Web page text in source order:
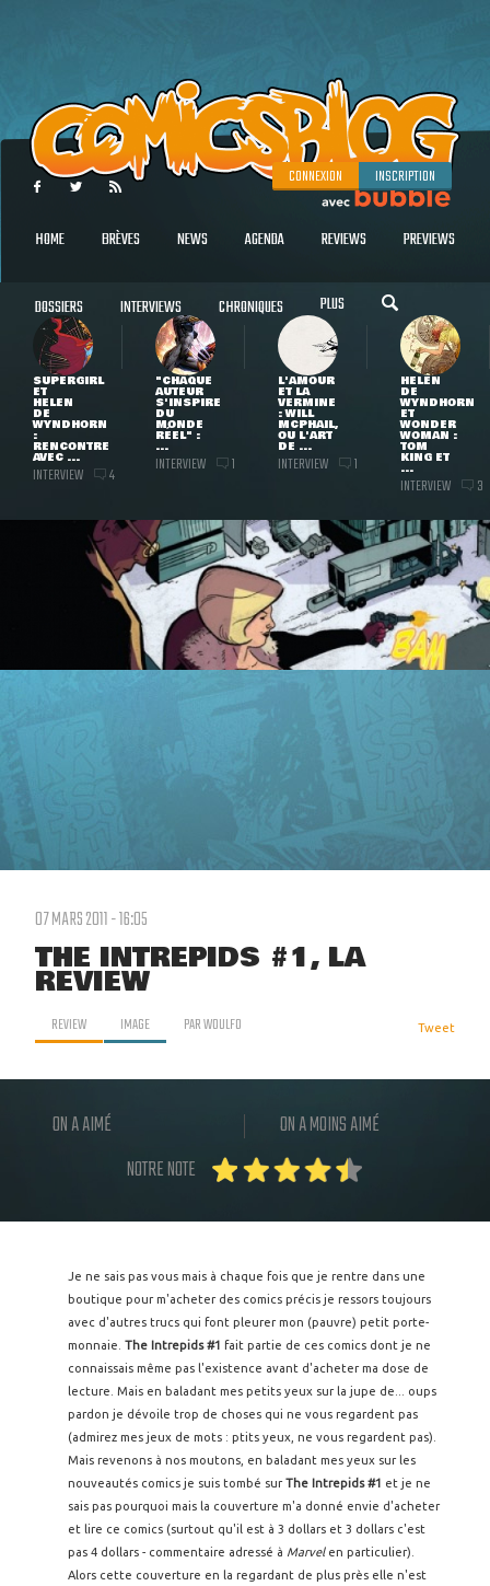
CONNEXION INSCRIPTION
HOME BRÈVES NEWS AGENDA REVIEWS PREVIEWS
DOSSIERS INTERVIEWS CHRONIQUES PLUS
SUPERGIRL
ET
HELEN
DE
WYNDHORN
:
RENCONTRE
AVEC ...
INTERVIEW 4
"CHAQUE
AUTEUR
S'INSPIRE
DU
MONDE
RÉEL" :
...
INTERVIEW 1
L'AMOUR
ET LA
VERMINE
: WILL
MCPHAIL,
OU L'ART
DE ...
INTERVIEW 1
HELEN
DE
WYNDHORN
ET
WONDER
WOMAN :
TOM
KING ET
...
INTERVIEW 3
07 MARS 2011 - 16:05
THE INTREPIDS #1, LA
REVIEW
REVIEW IMAGE PARWOULFO Tweet
ON A AIMÉ
ON A MOINS AIMÉ
NOTRE NOTE
Je ne sais pas vous mais à chaque fois que je rentre dans une
boutique pour m'acheter des comics précis je ressors toujours
avec d'autres trucs qui font pleurer mon (pauvre) petit porte-
monnaie. The Intrepids #1 fait partie de ces comics dont je ne
connaissais même pas l'existence avant d'acheter ma dose de
lecture. Mais en baladant mes petits yeux sur la jupe de... oups
pardon je dévoile trop de choses qui ne vous regardent pas
(admirez mes jeux de mots : ptits yeux, ne vous regardent pas).
Mais revenons à nos moutons, en baladant mes yeux sur les
nouveautés comics je suis tombé surThe Intrepids #1 et je ne
sais pas pourquoi mais la couverture m'a donné envie d'acheter
et lire ce comics (surtout qu'il est à 3 dollars et 3 dollars c'est
pas 4 dollars - commentaire adressé à Marvelen particulier).
Alors cette couverture en la regardant de plus près elle n'est